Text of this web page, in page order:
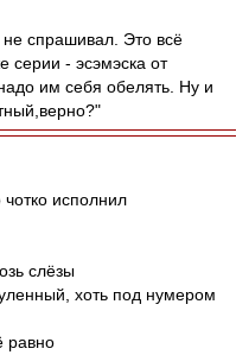
не спрашивал. Это всё
серии - эсэмэска от
им себя обелять. Ну и
исполнил
слёзы
хоть под нумером
равно